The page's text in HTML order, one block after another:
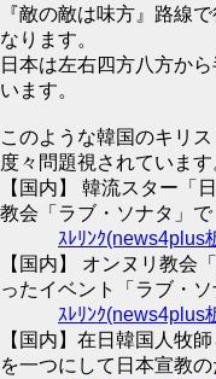
『敵の敵は味方』路線
なります。
日本は左右四方八方か
います。
このような韓国のキリ
度々問題視されています
【国内】 韓流スター「
教会「ラブ・ソナタ」
ｽﾚﾘﾝｸ(news4plus
【国内】 オンヌリ教会
ったイベント「ラブ・
ｽﾚﾘﾝｸ(news4plus
【国内】在日韓国人牧
を一つにして日本宣教